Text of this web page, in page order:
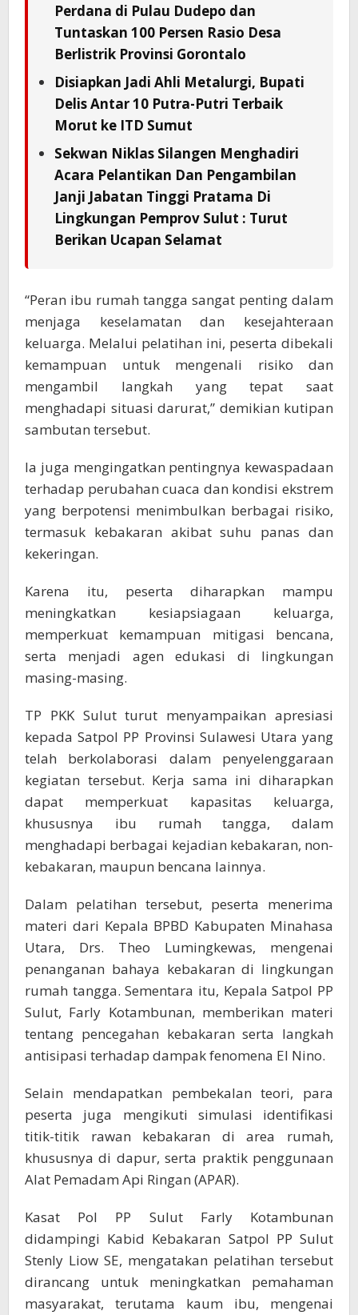
Perdana di Pulau Dudepo dan
Tuntaskan 100 Persen Rasio Desa
Berlistrik Provinsi Gorontalo
Disiapkan Jadi Ahli Metalurgi, Bupati
Delis Antar 10 Putra-Putri Terbaik
Morut ke ITD Sumut
Sekwan Niklas Silangen Menghadiri
Acara Pelantikan Dan Pengambilan
Janji Jabatan Tinggi Pratama Di
Lingkungan Pemprov Sulut : Turut
Berikan Ucapan Selamat
“Peran ibu rumah tangga sangat penting dalam
menjaga keselamatan dan kesejahteraan
keluarga. Melalui pelatihan ini, peserta dibekali
kemampuan untuk mengenali risiko dan
mengambil langkah yang tepat saat
menghadapi situasi darurat,” demikian kutipan
sambutan tersebut.
Ia juga mengingatkan pentingnya kewaspadaan
terhadap perubahan cuaca dan kondisi ekstrem
yang berpotensi menimbulkan berbagai risiko,
termasuk kebakaran akibat suhu panas dan
kekeringan.
Karena itu, peserta diharapkan mampu
meningkatkan kesiapsiagaan keluarga,
memperkuat kemampuan mitigasi bencana,
serta menjadi agen edukasi di lingkungan
masing-masing.
TP PKK Sulut turut menyampaikan apresiasi
kepada Satpol PP Provinsi Sulawesi Utara yang
telah berkolaborasi dalam penyelenggaraan
kegiatan tersebut. Kerja sama ini diharapkan
dapat memperkuat kapasitas keluarga,
khususnya ibu rumah tangga, dalam
menghadapi berbagai kejadian kebakaran, non-
kebakaran, maupun bencana lainnya.
Dalam pelatihan tersebut, peserta menerima
materi dari Kepala BPBD Kabupaten Minahasa
Utara, Drs. Theo Lumingkewas, mengenai
penanganan bahaya kebakaran di lingkungan
rumah tangga. Sementara itu, Kepala Satpol PP
Sulut, Farly Kotambunan, memberikan materi
tentang pencegahan kebakaran serta langkah
antisipasi terhadap dampak fenomena El Nino.
Selain mendapatkan pembekalan teori, para
peserta juga mengikuti simulasi identifikasi
titik-titik rawan kebakaran di area rumah,
khususnya di dapur, serta praktik penggunaan
Alat Pemadam Api Ringan (APAR).
Kasat Pol PP Sulut Farly Kotambunan
didampingi Kabid Kebakaran Satpol PP Sulut
Stenly Liow SE, mengatakan pelatihan tersebut
dirancang untuk meningkatkan pemahaman
masyarakat, terutama kaum ibu, mengenai